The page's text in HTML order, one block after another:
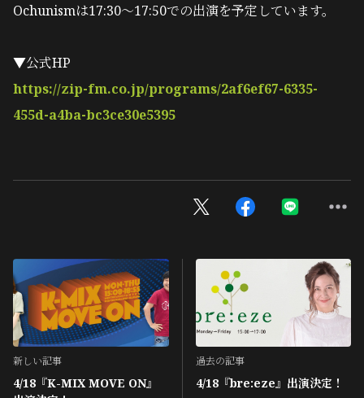
Ochunismは17:30～17:50での出演を予定しています。
▼公式HP
https://zip-fm.co.jp/programs/2af6ef67-6335-
455d-a4ba-bc3ce30e5395
新しい記事
4/18『K-MIX MOVE ON』
過去の記事
4/18『bre:eze』出演決定！